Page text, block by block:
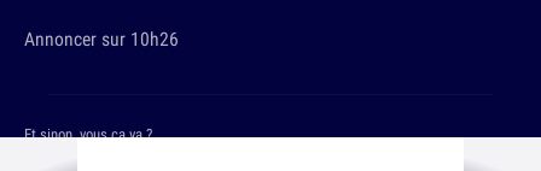
Annoncer sur 10h26
Et sinon, vous ça va ?